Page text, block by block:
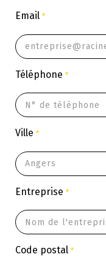
Email *
Téléphone *
Ville *
Entreprise *
Code postal *